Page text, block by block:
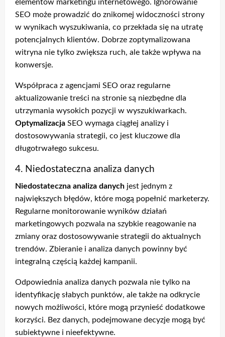
elementów marketingu internetowego. Ignorowanie
SEO może prowadzić do znikomej widoczności strony
w wynikach wyszukiwania, co przekłada się na utratę
potencjalnych klientów. Dobrze zoptymalizowana
witryna nie tylko zwiększa ruch, ale także wpływa na
konwersje.
Współpraca z agencjami SEO oraz regularne
aktualizowanie treści na stronie są niezbędne dla
utrzymania wysokich pozycji w wyszukiwarkach.
Optymalizacja SEO wymaga ciągłej analizy i
dostosowywania strategii, co jest kluczowe dla
długotrwałego sukcesu.
4. Niedostateczna analiza danych
Niedostateczna analiza danych jest jednym z
największych błędów, które mogą popełnić marketerzy.
Regularne monitorowanie wyników działań
marketingowych pozwala na szybkie reagowanie na
zmiany oraz dostosowywanie strategii do aktualnych
trendów. Zbieranie i analiza danych powinny być
integralną częścią każdej kampanii.
Odpowiednia analiza danych pozwala nie tylko na
identyfikację słabych punktów, ale także na odkrycie
nowych możliwości, które mogą przynieść dodatkowe
korzyści. Bez danych, podejmowane decyzje mogą być
subiektywne i nieefektywne.